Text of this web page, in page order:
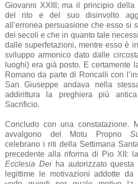
Giovanni XXIII; ma il principio della
del rito e del suo disinvolto
all’erronea persuasione che esso si
dei secoli e che in quanto tale
dalle superfetazioni, mentre esso è
sviluppo armonico dato dalle
luoghi) era già posto. E certamente
Romano da parte di Roncalli con
San Giuseppe andava nella
addirittura la preghiera più
Sacrificio.
Concludo con una constatazione.
avvalgono del Motu Proprio
celebrano i riti della Settimana
precedente alla riforma di Pio XII:
Ecclesia Deiha autorizzato questa
legittime le motivazioni addotte